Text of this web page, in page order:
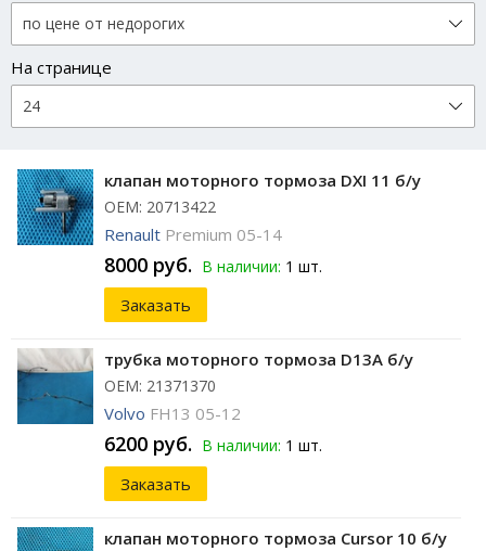
На странице
клапан моторного тормоза DXI 11 б/у
ОЕМ: 20713422
Renault Premium 05-14
8000 руб. В наличии: 1 шт.
Заказать
трубка моторного тормоза D13A б/у
ОЕМ: 21371370
Volvo FH13 05-12
6200 руб. В наличии: 1 шт.
Заказать
клапан моторного тормоза Cursor 10 б/у